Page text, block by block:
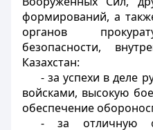
формирований, а
органов
безопасности,
Казахстан:
- за успехи в деле
войсками, высокую
обеспечение
- за отличную